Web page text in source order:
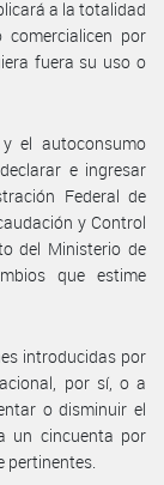
a la totalidad
por
fuera su uso o
el autoconsumo
e ingresar
Federal de
y Control
del Ministerio de
que estime
introducidas por
por sí, o a
o disminuir el
un cincuenta por
pertinentes.